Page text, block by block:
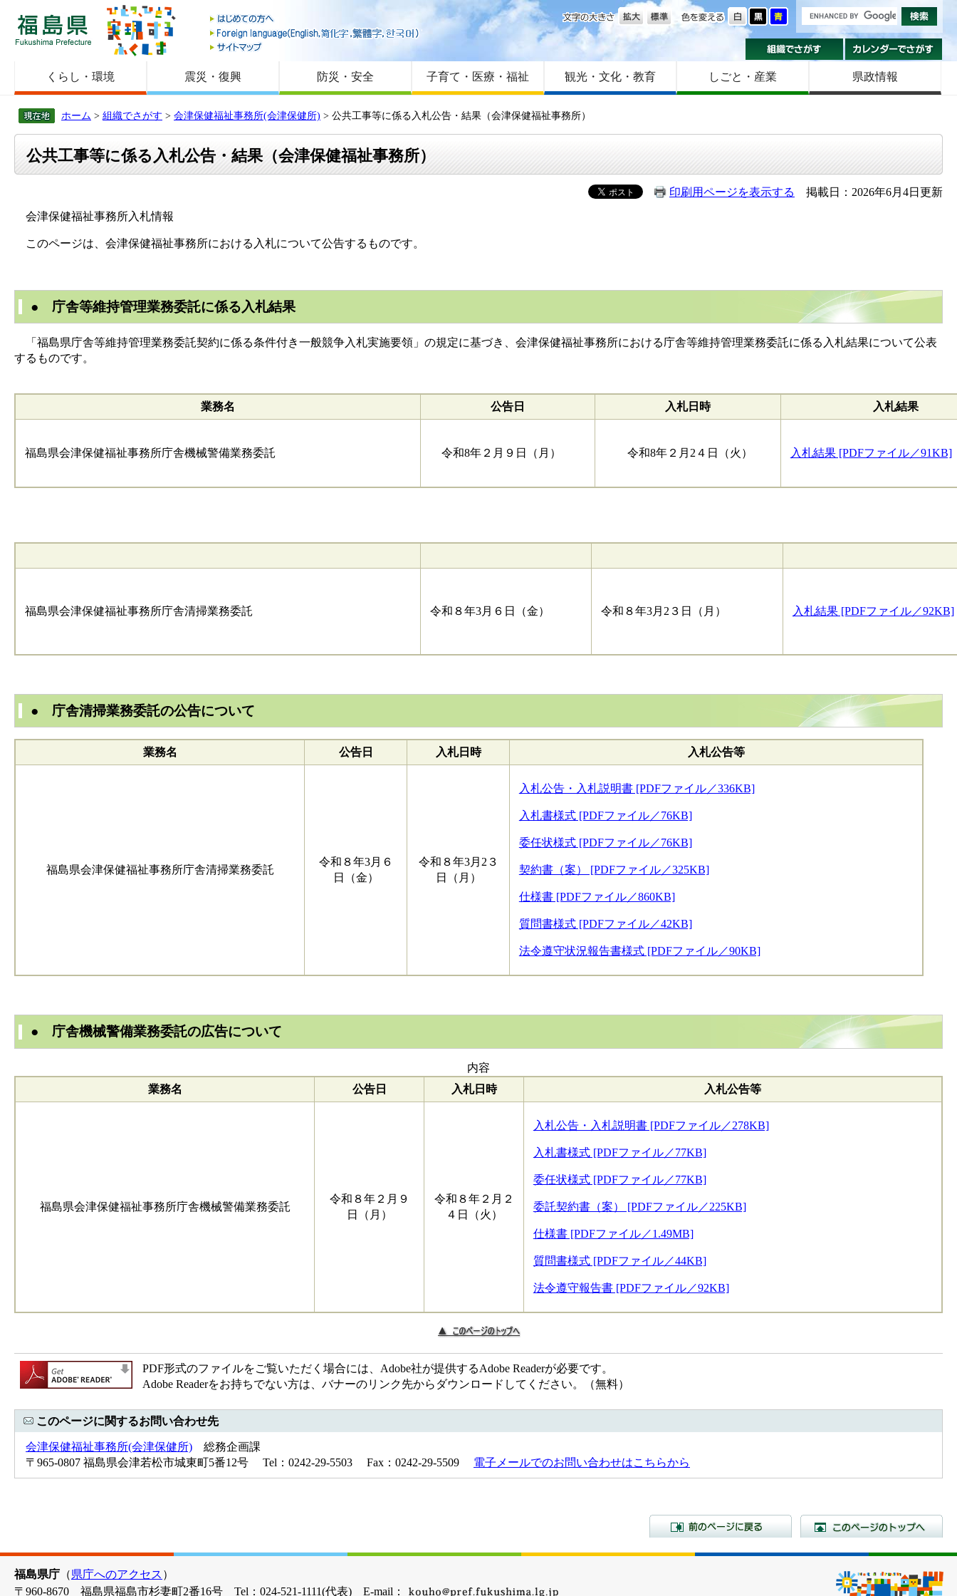
福島県
はじめての方へ
Foreign language
サイトマップ
色を変える
文字の大きさ
組織でさがす
くらし・環境 震災・復興 防災・安全 子育て・医療・福祉 観光・文化・教育 しごと・産業 県政情報
ホーム > 組織でさがす > 会津保健福祉事務所(会津保健所) > 公共工事等に係る入札公告・結果（会津保健福祉事務所）
公共工事等に係る入札公告・結果（会津保健福祉事務所）
印刷用ページを表示する
掲載日：2026年6月4日更新
会津保健福祉事務所入札情報
このページは、会津保健福祉事務所における入札について公告するものです。
● 庁舎等維持管理業務委託に係る入札結果
「福島県庁舎等維持管理業務委託契約に係る条件付き一般競争入札実施要領」の規定に基づき、会津保健福祉事務所における庁舎等維持管理業務委託に係る入札結果について公表
するものです。
業務名 公告日 入札日時 入札結果
福島県会津保健福祉事務所庁舎機械警備業務委託 令和8年２月９日（月） 令和8年２月2４日（火） 入札結果 [PDFファイル／91KB]
福島県会津保健福祉事務所庁舎清掃業務委託 令和８年3月６日（金） 令和８年3月2３日（月） 入札結果 [PDFファイル／92KB]
● 庁舎清掃業務委託の公告について
業務名 公告日 入札日時 入札公告等
福島県会津保健福祉事務所庁舎清掃業務委託
令和８年3月６
日（金）
令和８年3月2３
日（月）
入札公告・入札説明書 [PDFファイル／336KB]
入札書様式 [PDFファイル／76KB]
委任状様式 [PDFファイル／76KB]
契約書（案） [PDFファイル／325KB]
仕様書 [PDFファイル／860KB]
質問書様式 [PDFファイル／42KB]
法令遵守状況報告書様式 [PDFファイル／90KB]
● 庁舎機械警備業務委託の広告について
内容
業務名
公告日 入札日時 入札公告等
福島県会津保健福祉事務所庁舎機械警備業務委託
令和８年２月９
日（月）
令和８年２月２
４日（火）
入札公告・入札説明書 [PDFファイル／278KB]
入札書様式 [PDFファイル／77KB]
委任状様式 [PDFファイル／77KB]
委託契約書（案） [PDFファイル／225KB]
仕様書 [PDFファイル／1.49MB]
質問書様式 [PDFファイル／44KB]
法令遵守報告書 [PDFファイル／92KB]
PDF形式のファイルをご覧いただく場合には、Adobe社が提供するAdobe Readerが必要です。
Adobe Readerをお持ちでない方は、バナーのリンク先からダウンロードしてください。（無料）
このページに関するお問い合わせ先
会津保健福祉事務所(会津保健所) 総務企画課
〒965-0807 福島県会津若松市城東町5番12号 Tel：0242-29-5503 Fax：0242-29-5509 電子メールでのお問い合わせはこちらから
前のページに戻る
福島県庁 （県庁へのアクセス ）
〒960-8670 福島県福島市杉妻町2番16号 Tel：024-521-1111(代表) E-mail：